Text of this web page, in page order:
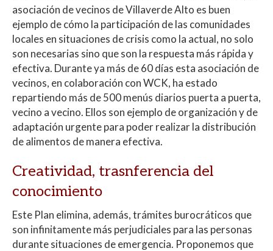
asociación de vecinos de Villaverde Alto es buen
ejemplo de cómo la participación de las comunidades
locales en situaciones de crisis como la actual, no solo
son necesarias sino que son la respuesta más rápida y
efectiva. Durante ya más de 60 días esta asociación de
vecinos, en colaboración con WCK, ha estado
repartiendo más de 500 menús diarios puerta a puerta,
vecino a vecino. Ellos son ejemplo de organización y de
adaptación urgente para poder realizar la distribución
de alimentos de manera efectiva.
Creatividad, trasnferencia del
conocimiento
Este Plan elimina, además, trámites burocráticos que
son infinitamente más perjudiciales para las personas
durante situaciones de emergencia. Proponemos que